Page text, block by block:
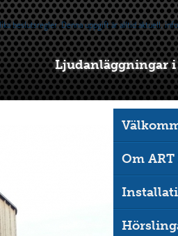
Ljudanläggningar
Om